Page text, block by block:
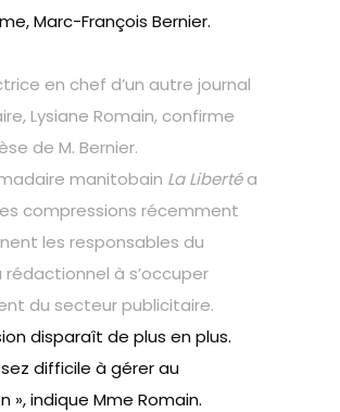
Marc-François Bernier.
en chef d’un autre journal
Lysiane Romain, confirme
de M. Bernier.
manitobain La Libertéa
compressions récemment
les responsables du
à s’occuper
du secteur publicitaire.
disparaît de plus en plus.
difficile à gérer au
», indique Mme Romain.